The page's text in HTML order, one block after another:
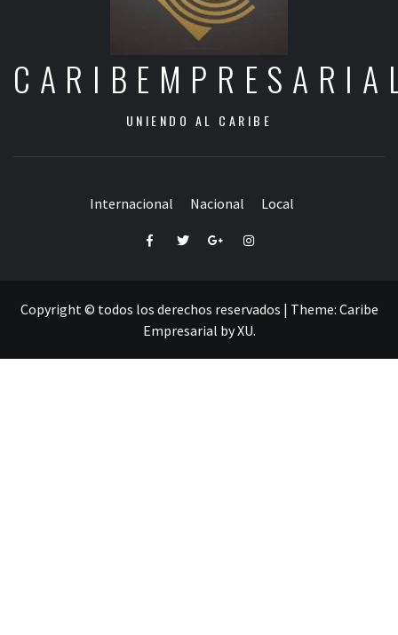
UNIENDO AL CARIBE
Internacional Nacional Local
FacebookTwitterGoogle+Instagram
Copyright © todos los derechos reservados | Theme: Caribe
Empresarial byXU.